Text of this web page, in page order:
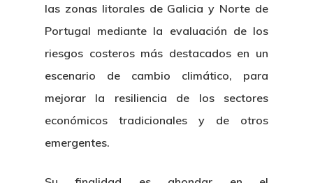
las zonas litorales de Galicia y Norte de
Portugal mediante la evaluación de los
riesgos costeros más destacados en un
escenario de cambio climático, para
mejorar la resiliencia de los sectores
económicos tradicionales y de otros
emergentes.